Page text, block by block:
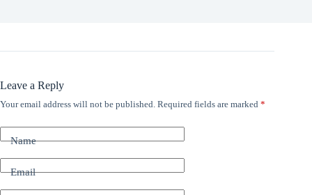
Leave a Reply
Your email address will not be published. Required fields are marked *
Name
Email